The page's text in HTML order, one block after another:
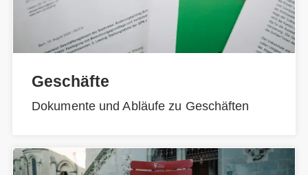
Geschäfte
Dokumente und Abläufe zu Geschäften